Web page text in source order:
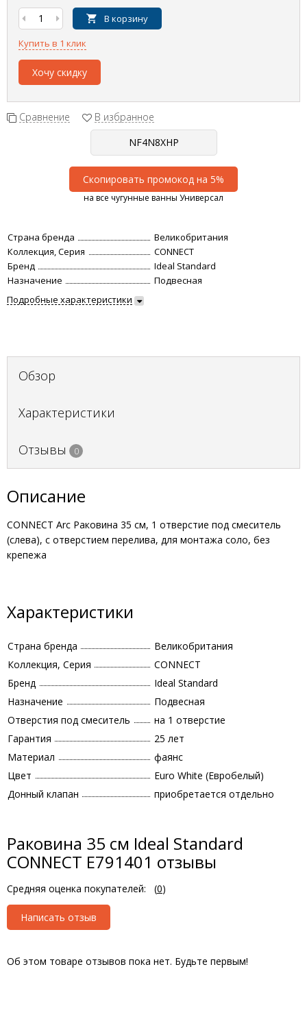
В корзину
Купить в 1 клик
Хочу скидку
Сравнение В избранное
Скопировать промокод на 5%
на все чугунные ванны Универсал
Страна бренда
Великобритания
Коллекция, Серия
CONNECT
Бренд
Ideal Standard
Назначение
Подвесная
Подробные характеристики
Обзор
Характеристики
Отзывы 0
Описание
CONNECT Arc Раковина 35 см, 1 отверстие под смеситель
(слева), с отверстием перелива, для монтажа соло, без
крепежа
Характеристики
Страна бренда
Великобритания
Коллекция, Серия
CONNECT
Бренд
Ideal Standard
Назначение
Подвесная
Отверстия под смеситель
на 1 отверстие
Гарантия
25 лет
Материал
фаянс
Цвет
Euro White (Евробелый)
Донный клапан
приобретается отдельно
Раковина 35 см Ideal Standard
CONNECT E791401 отзывы
Средняя оценка покупателей: (0)
Написать отзыв
Об этом товаре отзывов пока нет. Будьте первым!